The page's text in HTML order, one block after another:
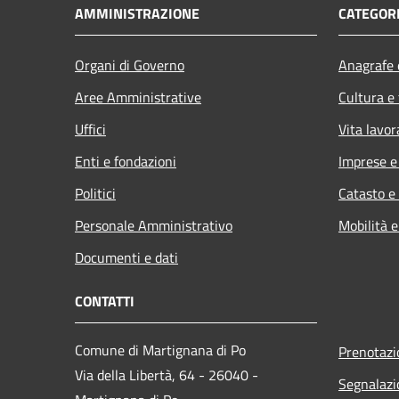
AMMINISTRAZIONE
Organi di Governo
Aree Amministrative
Uffici
Enti e fondazioni
Politici
Personale Amministrativo
Documenti e dati
Cultura
Vita
Imprese
Catasto
Mobilità
CONTATTI
Comune di Martignana di Po
Via della Libertà, 64 - 26040 -